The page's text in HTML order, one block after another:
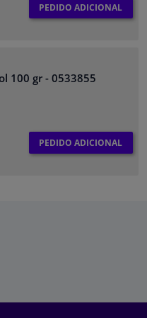
PEDIDO ADICIONAL
100 gr - 0533855
PEDIDO ADICIONAL